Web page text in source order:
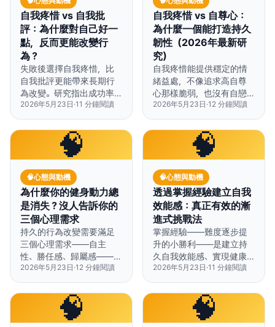
自我疼惜 vs 自我批
評：為什麼對自己好一
點，反而更能改變行
為？
失敗後選擇自我疼惜，比
自我批評更能帶來長期行
為改變。研究指出成功率
高出 62%。
2026年5月23日 ·11 分鐘閱讀
自我疼惜 vs 自尊心：
為什麼一個能打造持久
韌性（2026年最新研
究）
自我疼惜能提供穩定的情
緒益處，不像追求高自尊
心那樣脆弱，也沒有自戀
傾向的風險。
2026年5月23日 ·12 分鐘閱讀
🧠
🧠心態與動機
為什麼你的健身動力總
是消失？沒人告訴你的
三個心理需求
持久的行為改變需要滿足
三個心理需求——自主
性、勝任感、歸屬感——而
不只是靠意志力或動機技
巧。
2026年5月23日 ·12 分鐘閱讀
🧠
🧠心態與動機
透過掌握經驗建立自我
效能感：真正有效的漸
進式挑戰法
掌握經驗——難度逐步提
升的小勝利——是建立持
久自我效能感、實現健康
行為改變最有效的方法。
2026年5月23日 ·11 分鐘閱讀
🧠 🧠